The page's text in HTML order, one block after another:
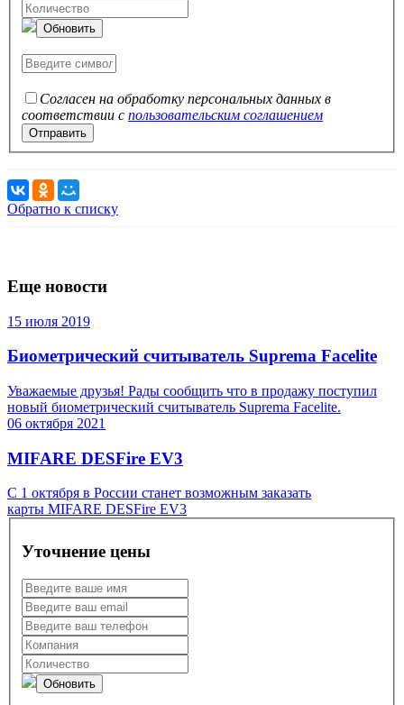
Обновить
Согласен на обработку персональных данных в
соответствии с пользовательским соглашением
Обратно к списку
Еще новости
15 июля 2019
Биометрический считыватель Suprema Facelite
Уважаемые друзья! Рады сообщить что в продажу поступил
новый биометрический считыватель Suprema Facelite.
06 октября 2021
MIFARE DESFire EV3
С 1 октября в России станет возможным заказать
карты MIFARE DESFire EV3
Уточнение цены
Обновить